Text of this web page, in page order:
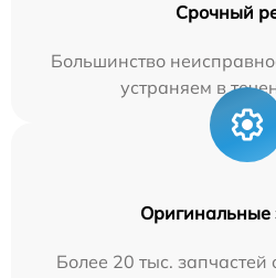
Срочный
Большинство
устраняем в
Оригинальные
Более 20 тыс. запчастей